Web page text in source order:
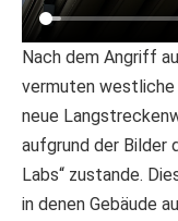
Nach dem Angriff
vermuten westliche
neue
aufgrund der Bilder
Labs“ zustande.
in denen Gebäude